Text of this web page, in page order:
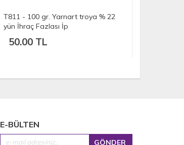
T810 - 50 gr. % 60 yün yarnart
İhraç Fazlası İp
25.00 TL
E-BÜLTEN